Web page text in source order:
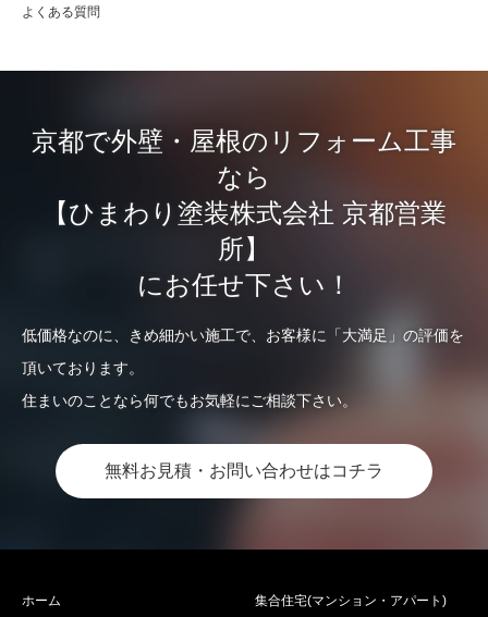
よくある質問
京都で外壁・屋根のリフォーム工事
なら
【ひまわり塗装株式会社 京都営業
所】
にお任せ下さい！
低価格なのに、きめ細かい施工で、お客様に「大満足」の評価を
頂いております。
住まいのことなら何でもお気軽にご相談下さい。
無料お見積・お問い合わせはコチラ
ホーム 集合住宅(マンション・アパート)